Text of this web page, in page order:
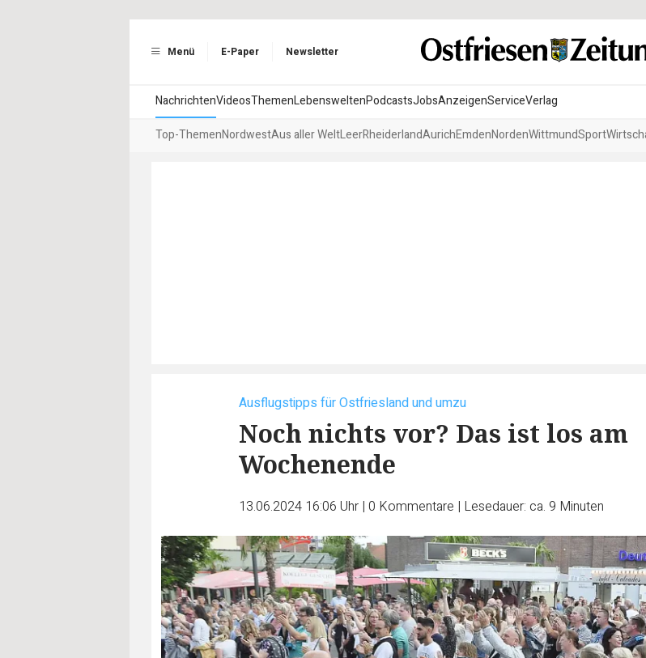
Menü E-Paper Newsletter
NachrichtenVideosThemenLebensweltenPodcastsJobsAnzeigenServiceVerlag
Top-ThemenNordwestAus aller WeltLeerRheiderlandAurichEmdenNordenWittmundSport
Ausflugstipps für Ostfriesland und umzu
Noch nichts vor? Das ist los am
Wochenende
13.06.2024 16:06 Uhr | 0 Kommentare | Lesedauer: ca. 9 Minuten